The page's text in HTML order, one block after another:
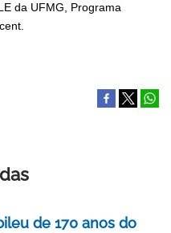
da UFMG, Programa
de 170 anos do